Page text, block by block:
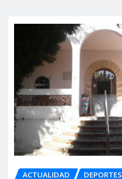
ACTUALIDAD DEPORTES